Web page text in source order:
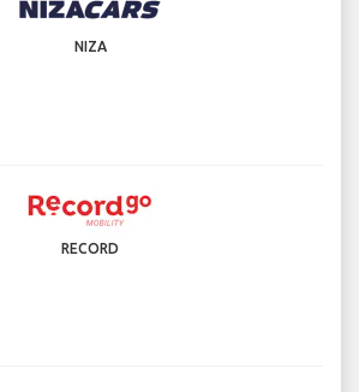
NIZA
RECORD